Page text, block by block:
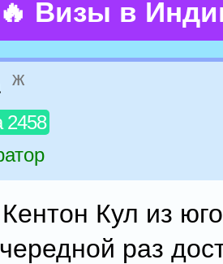
🔥 Визы в
ж
2458
Кул из
раз